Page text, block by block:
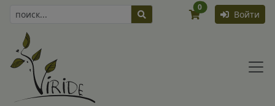
0
Войти